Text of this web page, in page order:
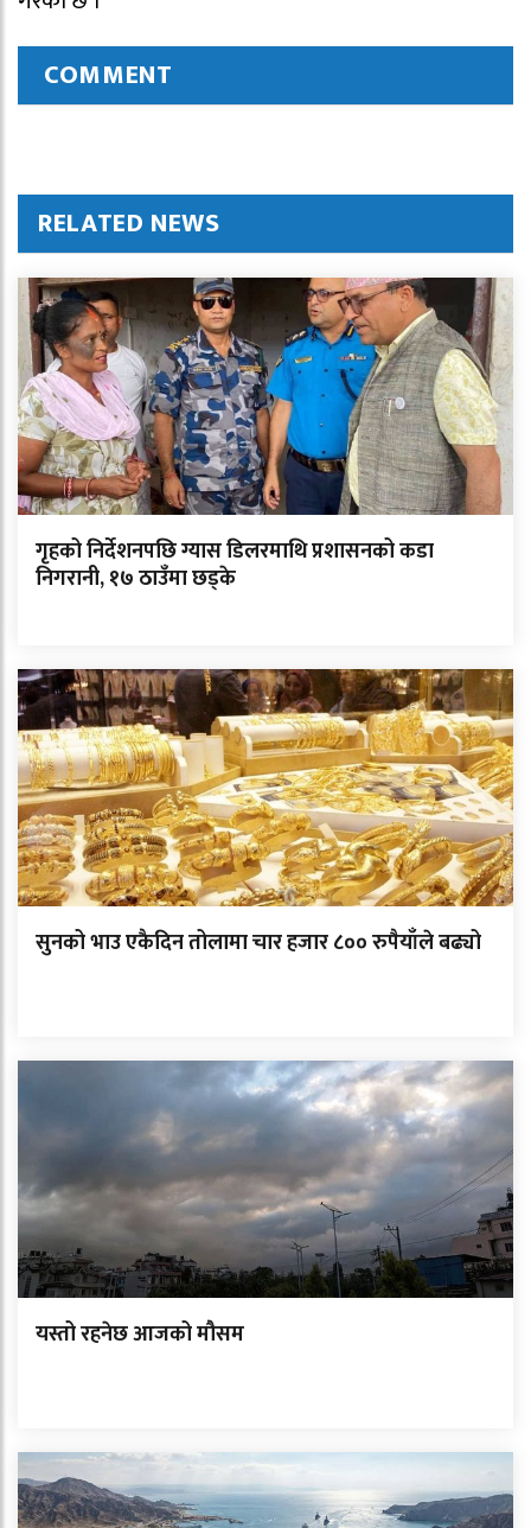
COMMENT
RELATED NEWS
गृहको निर्देशनपछि ग्यास डिलरमाथि प्रशासनको कडा
निगरानी, १७ ठाउँमा छड्के
सुनको भाउ एकैदिन तोलामा चार हजार ८०० रुपैयाँले बढ्यो
यस्तो रहनेछ आजको मौसम